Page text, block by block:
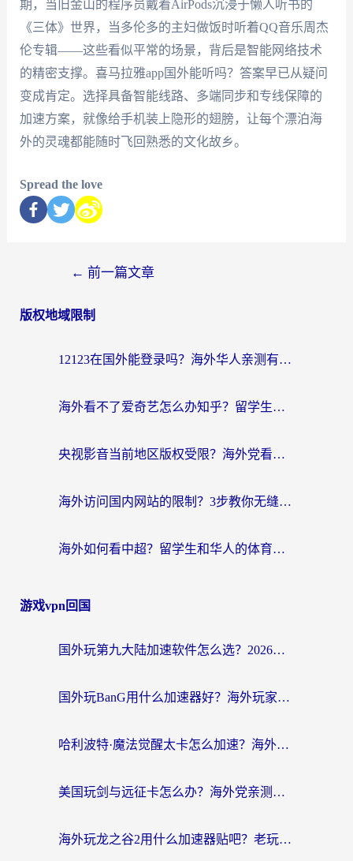
期，当旧金山的程序员戴着AirPods沉浸于懒人听书的
《三体》世界，当多伦多的主妇做饭时听着QQ音乐周杰
伦专辑——这些看似平常的场景，背后是智能网络技术
的精密支撑。喜马拉雅app国外能听吗？答案早已从疑问
变成肯定。选择具备智能线路、多端同步和专线保障的
加速方案，就像给手机装上隐形的翅膀，让每个漂泊海
外的灵魂都能随时飞回熟悉的文化故乡。
Spread the love
← 前一篇文章
版权地域限制
12123在国外能登录吗？海外华人亲测有效的回国加速器选择指南
海外看不了爱奇艺怎么办知乎？留学生亲测有效的回国加速方案
央视影音当前地区版权受限？海外党看国内剧、追电视台的终极解决方案
海外访问国内网站的限制？3步教你无缝解锁国内资源（附实测最优工具）
海外如何看中超？留学生和华人的体育赛事观看终极指南（附欧洲杯奥运会观看技巧）
游戏vpn回国
国外玩第九大陆加速软件怎么选？2026终极指南帮你告别延迟卡顿
国外玩BanG用什么加速器好？海外玩家亲测的国服游戏加速终极方案
哈利波特·魔法觉醒太卡怎么加速？海外党亲测有效的国服游戏加速指南
美国玩剑与远征卡怎么办？海外党亲测有效的国服游戏加速指南
海外玩龙之谷2用什么加速器贴吧？老玩家实测推荐，附新加坡猎魂觉醒国外剑与远征加速攻略